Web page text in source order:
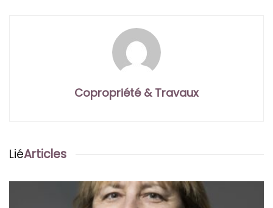
Copropriété & Travaux
LiéArticles